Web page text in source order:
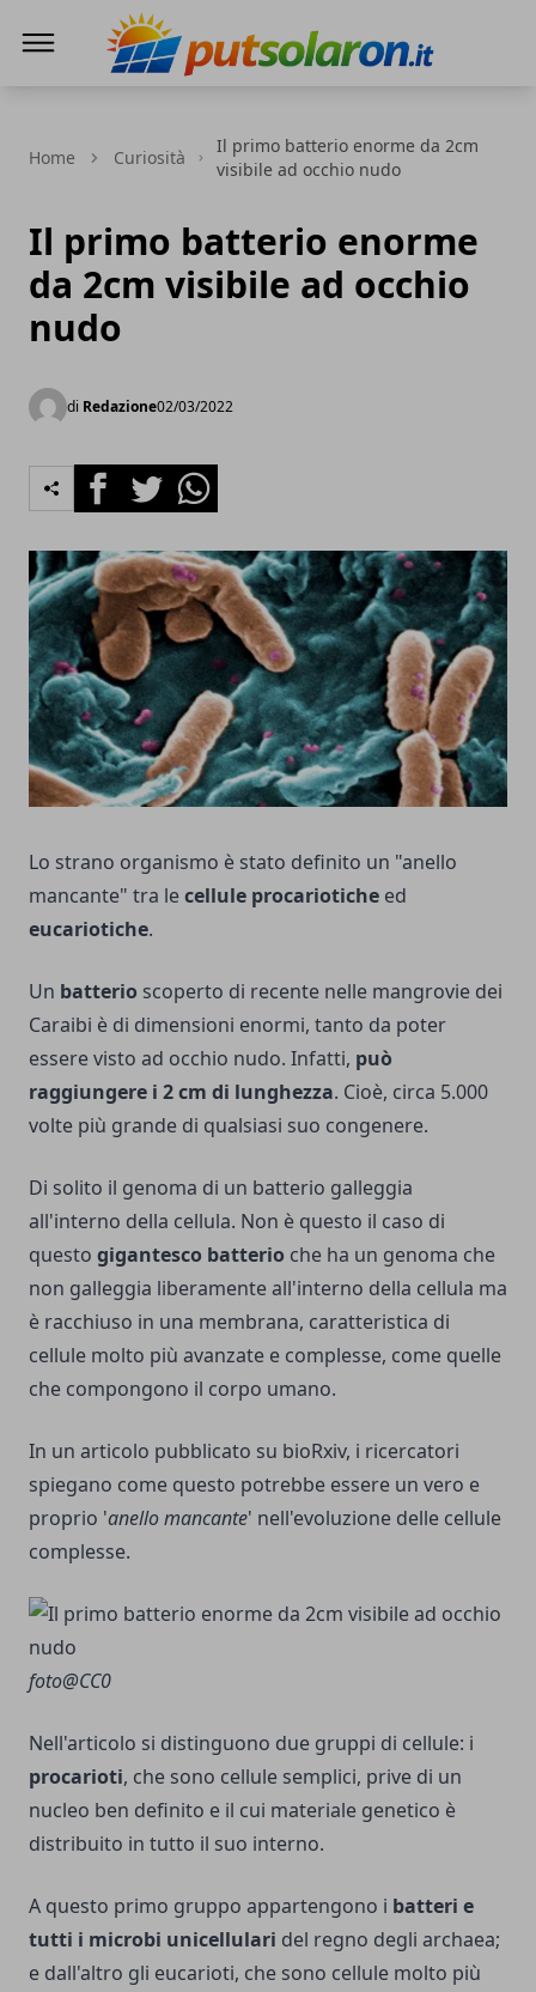
Home Curiosità
Il primo batterio enorme da 2cm
visibile ad occhio nudo
Il primo batterio enorme
da 2cm visibile ad occhio
nudo
di Redazione02/03/2022
FacebookTwitterWhatsapp
Lo strano organismo è stato definito un "anello
mancante" tra lecellule procariotiche ed
eucariotiche.
Un batterio scoperto di recente nelle mangrovie dei
Caraibi è di dimensioni enormi, tanto da poter
essere visto ad occhio nudo. Infatti, può
raggiungere i 2 cm di lunghezza. Cioè, circa 5.000
volte più grande di qualsiasi suo congenere.
Di solito il genoma di un batterio galleggia
all'interno della cellula. Non è questo il caso di
questo gigantesco batterio che ha un genoma che
non galleggia liberamente all'interno della cellula ma
è racchiuso in una membrana, caratteristica di
cellule molto più avanzate e complesse, come quelle
che compongono il corpo umano.
In un articolo pubblicato su bioRxiv, i ricercatori
spiegano come questo potrebbe essere un vero e
proprio 'anello mancante' nell'evoluzione delle cellule
complesse.
foto@CC0
Nell'articolo si distinguono due gruppi di cellule: i
procarioti, che sono cellule semplici, prive di un
nucleo ben definito e il cui materiale genetico è
distribuito in tutto il suo interno.
A questo primo gruppo appartengono i batteri e
tutti i microbi unicellulari del regno degli archaea;
e dall'altro gli eucarioti, che sono cellule molto più